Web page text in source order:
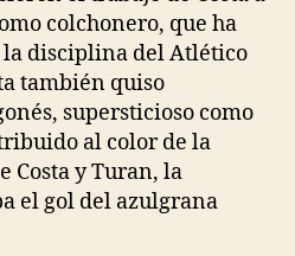
colchonero, que ha
la disciplina del Atlético
también quiso
supersticioso como
al color de la
Costa y Turan, la
el gol del azulgrana